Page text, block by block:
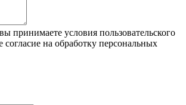
принимаете условия пользовательского
согласие на обработку персональных